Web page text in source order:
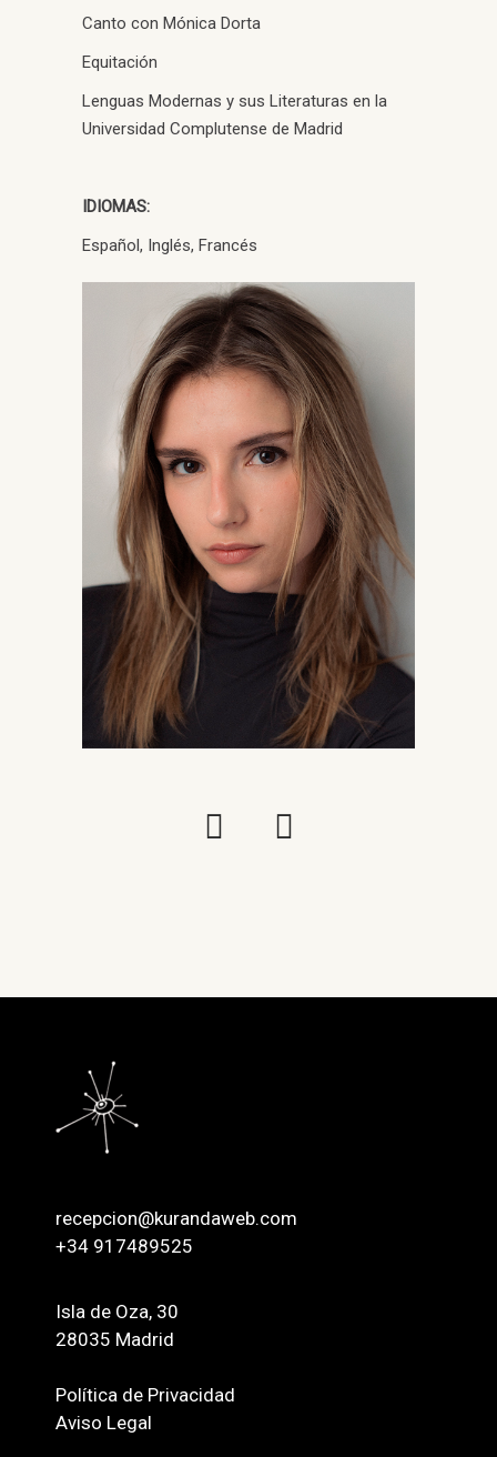
Canto con Mónica Dorta
Equitación
Lenguas Modernas y sus Literaturas en la
Universidad Complutense de Madrid
IDIOMAS:
Español, Inglés, Francés
recepcion@kurandaweb.com
+34 917489525
Isla de Oza, 30
28035 Madrid
Política de Privacidad
Aviso Legal